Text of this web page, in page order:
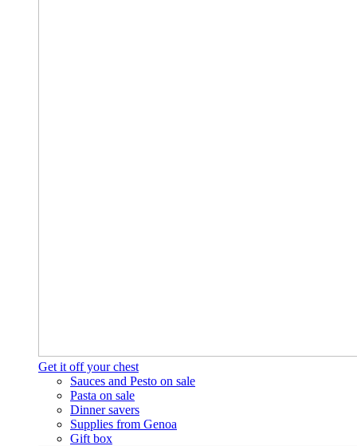
Get it off your chest
Sauces and Pesto on sale
Pasta on sale
Dinner savers
Supplies from Genoa
Gift box